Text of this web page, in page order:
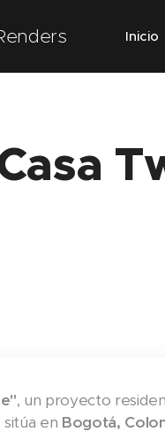
Inicio
, un proyecto
sitúa en Bogotá,